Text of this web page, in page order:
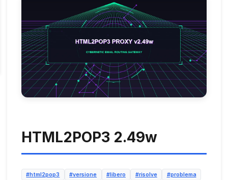
HTML2POP3 2.49w
#html2pop3 #versione #libero #risolve #problema